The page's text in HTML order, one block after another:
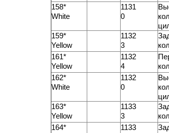
158*
White
1131
0
159*
Yellow
1132
3
161*
Yellow
1132
4
162*
White
1132
0
163*
Yellow
1133
3
164*
1133